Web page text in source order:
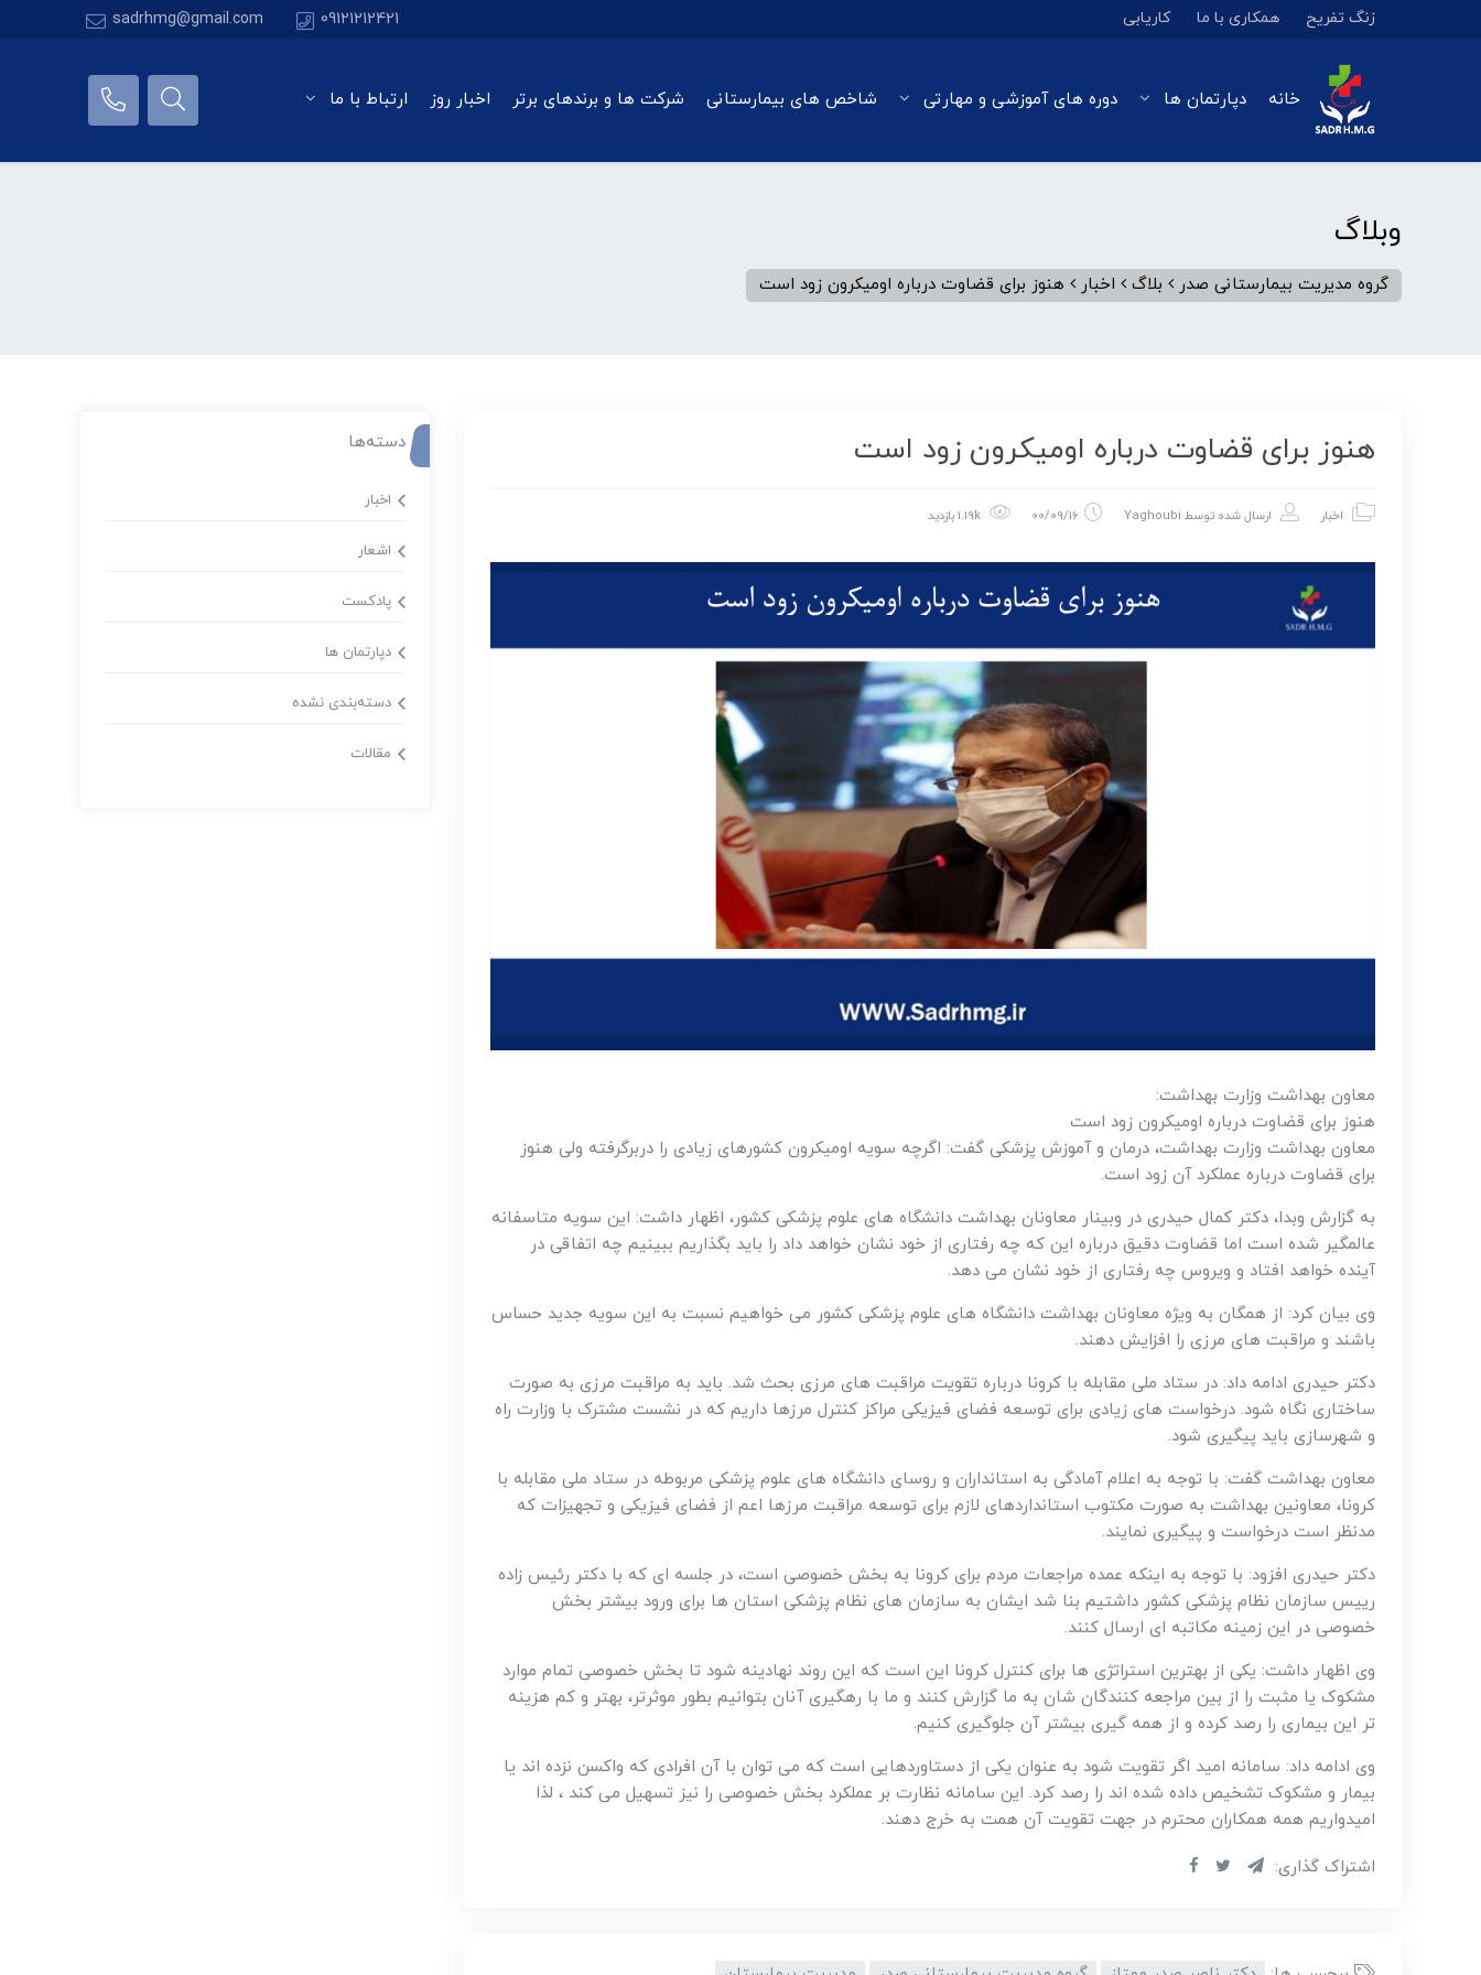
زنگ تفریح همکاری با ما کاریابی 09121212421
sadrhmg@gmail.com
خانه دپارتمان ها دوره های آموزشی و مهارتی شاخص های بیمارستانی شرکت ها و برندهای برتر اخبار روز ارتباط با ما
وبلاگ
گروه مدیریت بیمارستانی صدر بلاگ اخبار هنوز برای قضاوت درباره اومیکرون زود است
هنوز برای قضاوت درباره اومیکرون زود است
اخبار ارسال شده توسط Yaghoubi
00/09/16
معاون بهداشت وزارت بهداشت:
هنوز برای قضاوت درباره اومیکرون زود است
معاون بهداشت وزارت بهداشت، درمان و آموزش پزشکی گفت: اگرچه سویه اومیکرون کشورهای زیادی را دربرگرفته ولی هنوز
برای قضاوت درباره عملکرد آن زود است.
به گزارش وبدا، دکتر کمال حیدری در وبینار معاونان بهداشت دانشگاه های علوم پزشکی کشور، اظهار داشت: این سویه متاسفانه
عالمگیر شده است اما قضاوت دقیق درباره این که چه رفتاری از خود نشان خواهد داد را باید بگذاریم ببینیم چه اتفاقی در
آینده خواهد افتاد و ویروس چه رفتاری از خود نشان می دهد.
وی بیان کرد: از همگان به ویژه معاونان بهداشت دانشگاه های علوم پزشکی کشور می خواهیم نسبت به این سویه جدید حساس
باشند و مراقبت های مرزی را افزایش دهند.
دکتر حیدری ادامه داد: در ستاد ملی مقابله با کرونا درباره تقویت مراقبت های مرزی بحث شد. باید به مراقبت مرزی به صورت
ساختاری نگاه شود. درخواست های زیادی برای توسعه فضای فیزیکی مراکز کنترل مرزها داریم که در نشست مشترک با وزارت راه
و شهرسازی باید پیگیری شود.
معاون بهداشت گفت: با توجه به اعلام آمادگی به استانداران و روسای دانشگاه های علوم پزشکی مربوطه در ستاد ملی مقابله با
کرونا، معاونین بهداشت به صورت مکتوب استانداردهای لازم برای توسعه مراقبت مرزها اعم از فضای فیزیکی و تجهیزات که
مدنظر است درخواست و پیگیری نمایند.
دکتر حیدری افزود: با توجه به اینکه عمده مراجعات مردم برای کرونا به بخش خصوصی است، در جلسه ای که با دکتر رئیس زاده
رییس سازمان نظام پزشکی کشور داشتیم بنا شد ایشان به سازمان های نظام پزشکی استان ها برای ورود بیشتر بخش
خصوصی در این زمینه مکاتبه ای ارسال کنند.
وی اظهار داشت: یکی از بهترین استراتژی ها برای کنترل کرونا این است که این روند نهادینه شود تا بخش خصوصی تمام موارد
مشکوک یا مثبت را از بین مراجعه کنندگان شان به ما گزارش کنند و ما با رهگیری آنان بتوانیم بطور موثرتر، بهتر و کم هزینه
تر این بیماری را رصد کرده و از همه گیری بیشتر آن جلوگیری کنیم.
وی ادامه داد: سامانه امید اگر تقویت شود به عنوان یکی از دستاوردهایی است که می توان با آن افرادی که واکسن نزده اند یا
بیمار و مشکوک تشخیص داده شده اند را رصد کرد. این سامانه نظارت بر عملکرد بخش خصوصی را نیز تسهیل می کند ، لذا
امیدواریم همه همکاران محترم در جهت تقویت آن همت به خرج دهند.
اشتراک گذاری:
دسته‌ها
اخبار
اشعار
پادکست
دپارتمان ها
دسته‌بندی نشده
مقالات